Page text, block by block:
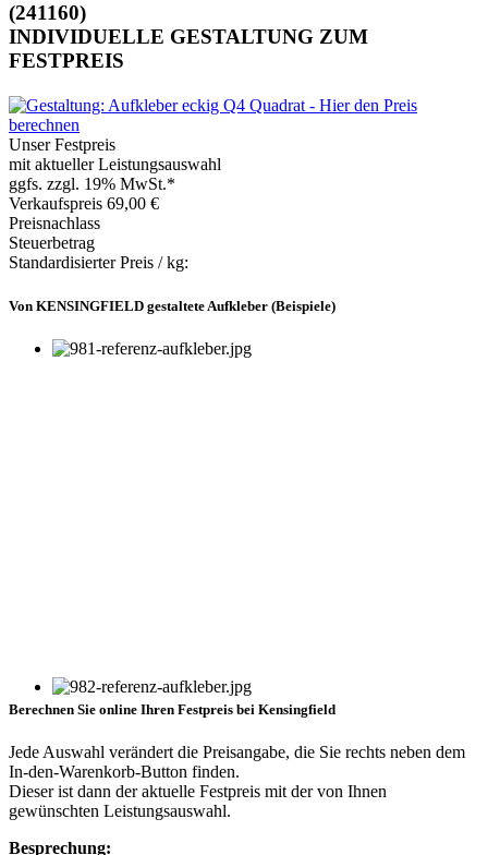
(241160)
INDIVIDUELLE GESTALTUNG ZUM
FESTPREIS
Unser Festpreis
mit aktueller Leistungsauswahl
ggfs. zzgl. 19% MwSt.*
Verkaufspreis 69,00 €
Preisnachlass
Steuerbetrag
Standardisierter Preis / kg:
Von KENSINGFIELD gestaltete Aufkleber (Beispiele)
Berechnen Sie online Ihren Festpreis bei Kensingfield
Jede Auswahl verändert die Preisangabe, die Sie rechts neben dem
In-den-Warenkorb-Button finden.
Dieser ist dann der aktuelle Festpreis mit der von Ihnen
gewünschten Leistungsauswahl.
Besprechung: